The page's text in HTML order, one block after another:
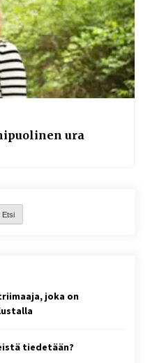
ura
Etsi
joka on
tiedetään?